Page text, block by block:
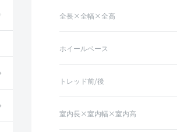
全長×全幅×全高
ホイールベース
トレッド前/後
室内長×室内幅×室内高